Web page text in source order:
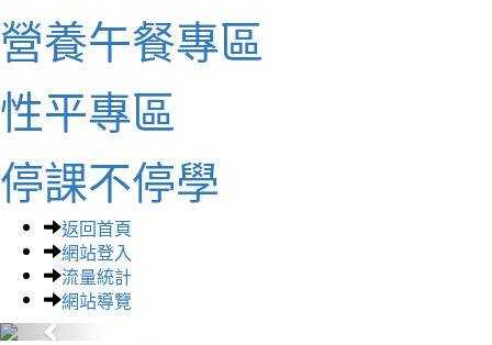
營養午餐專區
性平專區
停課不停學
返回首頁
網站登入
流量統計
網站導覽